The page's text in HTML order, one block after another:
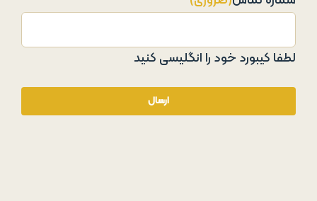
لطفا کیبورد خود را انگلیسی کنید